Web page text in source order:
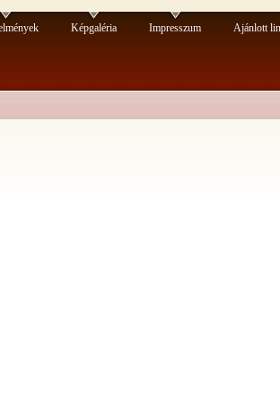
Képgaléria Impresszum Ajánlott